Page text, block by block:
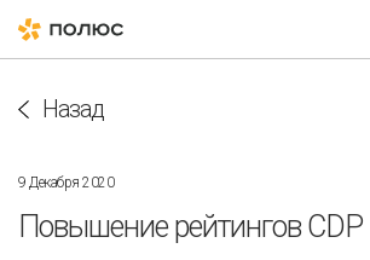
Назад
9 Декабря 2020
Повышение рейтингов CDP